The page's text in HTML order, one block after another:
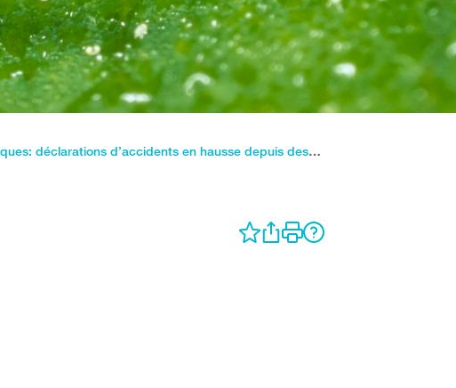
Tiques: déclarations d’accidents en hausse depuis des années